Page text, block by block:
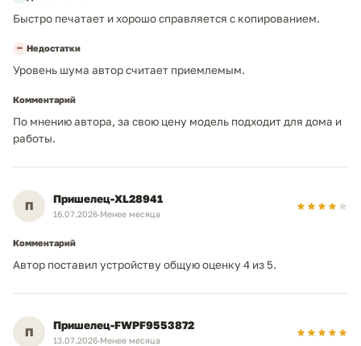
Быстро печатает и хорошо справляется с копированием.
− Недостатки
Уровень шума автор считает приемлемым.
Комментарий
По мнению автора, за свою цену модель подходит для дома и
работы.
П Пришелец-XL28941
16.07.2026·Менее месяца
Комментарий
Автор поставил устройству общую оценку 4 из 5.
П Пришелец-FWPF9553872
13.07.2026·Менее месяца